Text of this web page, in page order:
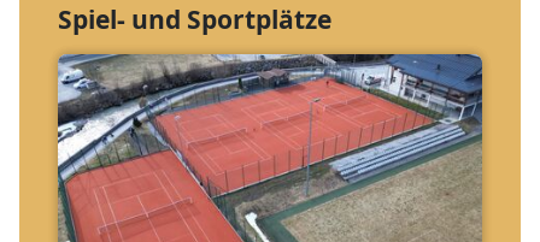
Spiel- und Sportplätze